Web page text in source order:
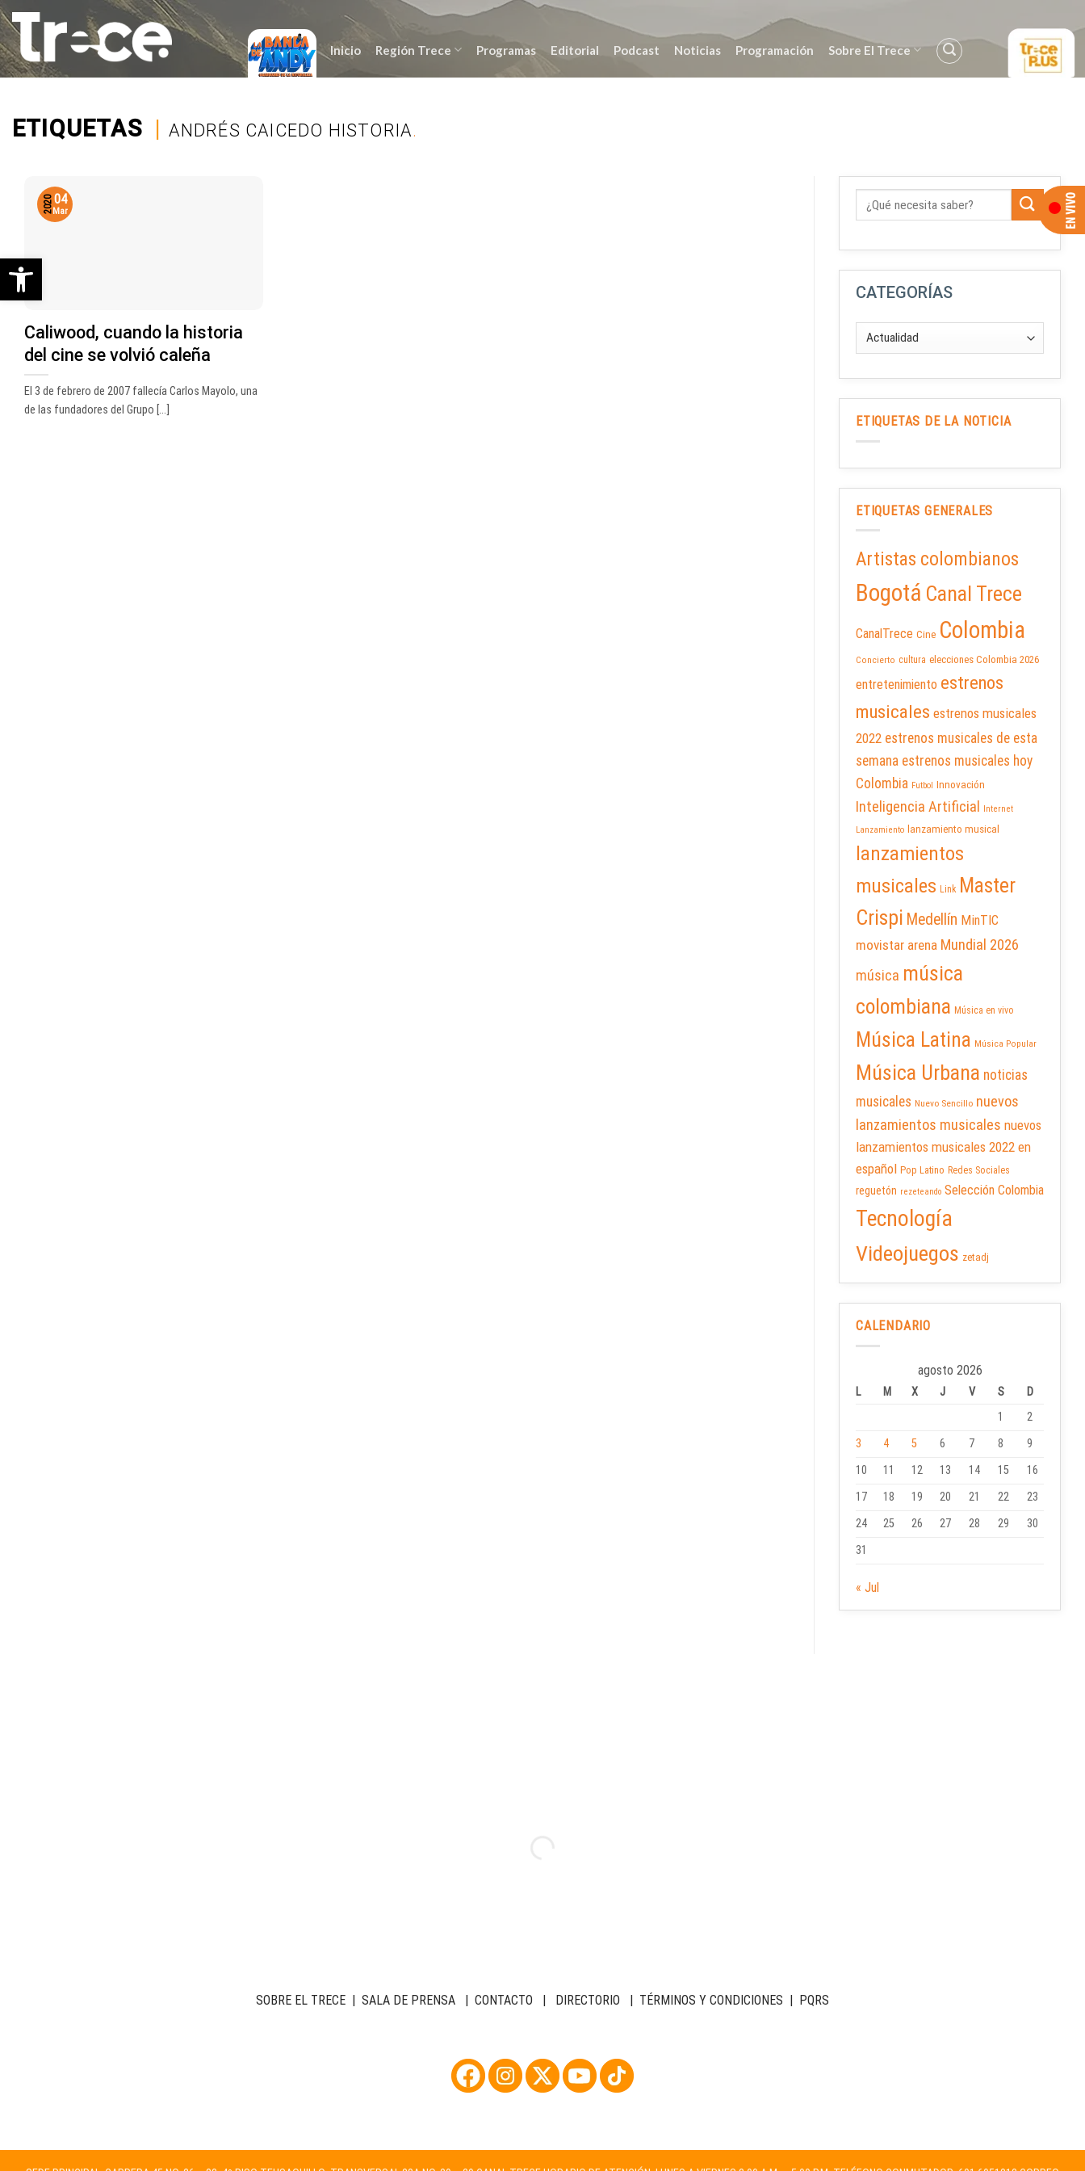
Saltar
al
contenido
Inicio Región Trece Programas Editorial Podcast Noticias Programación Sobre El Trece
ETIQUETAS | ANDRÉS CAICEDO HISTORIA.
Caliwood, cuando la historia
del cine se volvió caleña
El 3 de febrero de 2007 fallecía Carlos Mayolo, una
de las fundadores del Grupo [...]
04
Mar
2020
CATEGORÍAS
ETIQUETAS DE LA NOTICIA
ETIQUETAS GENERALES
Artistas colombianos
Bogotá Canal Trece
CanalTrece Cine Colombia
Concierto cultura elecciones Colombia 2026
entretenimiento estrenos
musicales estrenos musicales
2022 estrenos musicales de esta
semana estrenos musicales hoy
Colombia Futbol Innovación
Inteligencia Artificial
Internet
Lanzamiento
lanzamiento musical
lanzamientos
musicales Link Master
Crispi Medellín MinTIC
movistar arena Mundial 2026
música música
colombiana Música en vivo
Música Latina Música Popular
Música Urbana noticias
musicales Nuevo Sencillo nuevos
lanzamientos musicales nuevos
lanzamientos musicales 2022 en
español Pop Latino Redes Sociales
reguetón rezeteando Selección Colombia
Tecnología
Videojuegos zetadj
CALENDARIO
agosto 2026
L M X J V S
D
1
2
3
4 5 6 7 8
9
10
11 12 13 14 15
16
17
18 19 20 21 22
23
24
25 26 27 28 29
30
31
« Jul
SOBRE EL TRECE | SALA DE PRENSA | CONTACTO | DIRECTORIO | TÉRMINOS Y CONDICIONES | PQRS
Abrir barra de herramientas